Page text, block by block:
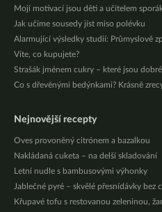
Mojí motivací jsou děti a učitelem
Jak učíme sousedy jíst miso polévku
Alarmující výsledky studií: Průmyslově
Víte, co kupujete?
Strašák jménem cukry – které jsou
Co s dřevěnými bedýnkami? Krásně
Nejnovější recepty
Oves provoněný citrónem a bazalkou
Nakládaná cuketa – na delší skladování
Letní nudle s bambusovými výhonky
Jablečné pyré – skvělé přesnídávky bez
Křupavé tofu s restovanou zeleninou,